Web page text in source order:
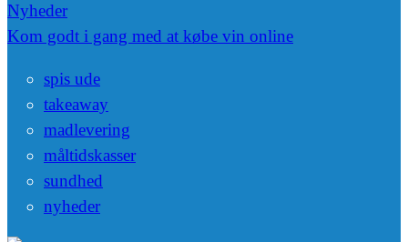
Nyheder
Kom godt i gang med at købe vin online
spis ude
takeaway
madlevering
måltidskasser
sundhed
nyheder